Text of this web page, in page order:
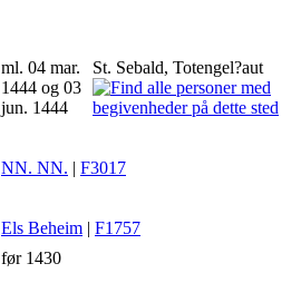
ml. 04 mar.
1444 og 03
jun. 1444
St. Sebald, Totengel?aut
NN. NN. | F3017
Els Beheim | F1757
før 1430